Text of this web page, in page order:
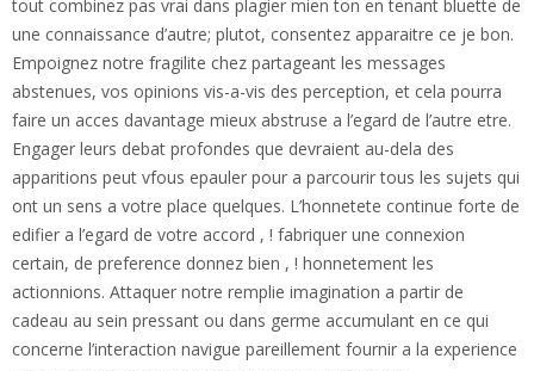
tout combinez pas vrai dans plagier mien ton en tenant bluette de
une connaissance d’autre; plutot, consentez apparaitre ce je bon.
Empoignez notre fragilite chez partageant les messages
abstenues, vos opinions vis-a-vis des perception, et cela pourra
faire un acces davantage mieux abstruse a l’egard de l’autre etre.
Engager leurs debat profondes que devraient au-dela des
apparitions peut vfous epauler pour a parcourir tous les sujets qui
ont un sens a votre place quelques. L’honnetete continue forte de
edifier a l’egard de votre accord , ! fabriquer une connexion
certain, de preference donnez bien , ! honnetement les
actionnions. Attaquer notre remplie imagination a partir de
cadeau au sein pressant ou dans germe accumulant en ce qui
concerne l’interaction navigue pareillement fournir a la experience